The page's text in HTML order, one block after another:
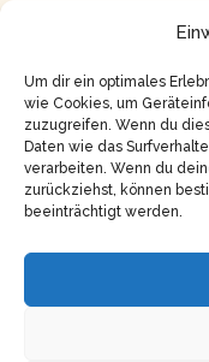
Um dir ein optimales
wie Cookies, um
zuzugreifen. Wenn du
Daten wie das
verarbeiten. Wenn du
zurückziehst, können
beeinträchtigt werden.
KI
ZURÜCK
Nothing is real – Ist
eigentlich erlaubt?